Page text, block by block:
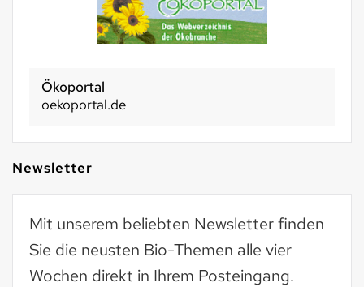
Ökoportal
oekoportal.de
Newsletter
Mit unserem beliebten Newsletter finden
Sie die neusten Bio-Themen alle vier
Wochen direkt in Ihrem Posteingang.